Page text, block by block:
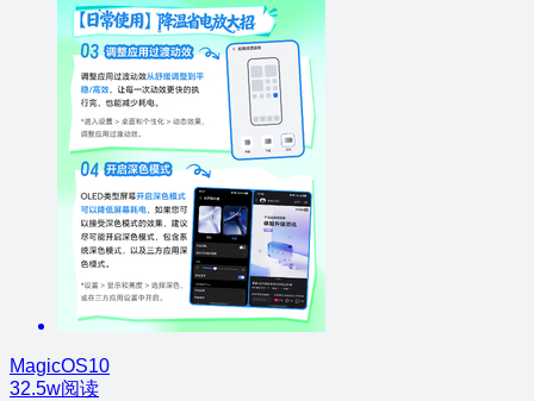
MagicOS10
32.5w阅读